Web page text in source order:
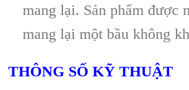
mang lại. Sản phẩm được
mang lại một bầu không
THÔNG SỐ KỸ THUẬT